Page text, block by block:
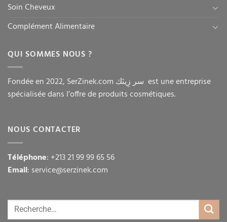
Soin Cheveux
Complément Alimentaire
QUI SOMMES NOUS ?
Fondée en 2022, SerZinek.com سر زِينَك est une entreprise
spécialisée dans l’offre de produits cosmétiques.
NOUS CONTACTER
Téléphone: +213 21 99 99 65 56
Email: service@serzinek.com